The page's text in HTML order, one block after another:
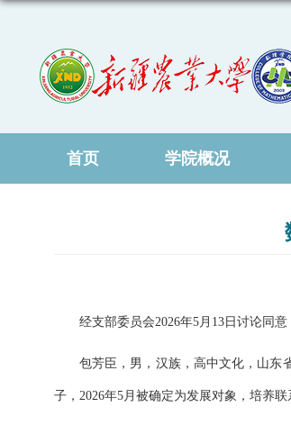
首页 学院概况
经支部委员会2026年5月 13 日讨论同
包芳臣 ，男，汉族，高中文化， 山东
子， 2026年5月被确定为发展对象，培养联